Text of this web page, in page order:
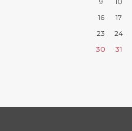
16
17
23
24
30
31